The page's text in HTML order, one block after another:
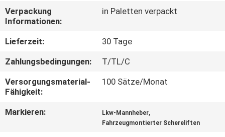
KONTAKT
MIT
UNS
NEUIGKEITEN
BITTE UM
Verpackung
Informationen:
in Paletten verpackt
Lieferzeit:
30 Tage
Zahlungsbedingungen:
T/TL/C
Versorgungsmaterial-
Fähigkeit:
100 Sätze/Monat
Markieren: Lkw-Mannheber,
Fahrzeugmontierter Schereliften